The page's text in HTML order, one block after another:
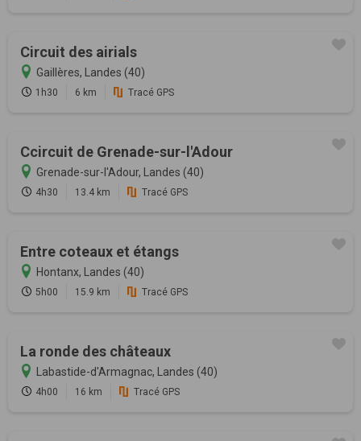
Circuit des airials
Gaillères, Landes (40)
1h30 6 km Tracé GPS
Ccircuit de Grenade-sur-l'Adour
Grenade-sur-l'Adour, Landes (40)
4h30 13.4 km Tracé GPS
Entre coteaux et étangs
Hontanx, Landes (40)
5h00 15.9 km Tracé GPS
La ronde des châteaux
Labastide-d'Armagnac, Landes (40)
4h00 16 km Tracé GPS